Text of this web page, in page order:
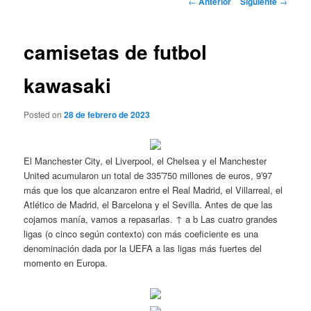
camisetas de futbol
kawasaki
Posted on28 de febrero de 2023
El Manchester City, el Liverpool, el Chelsea y el Manchester
United acumularon un total de 335′750 millones de euros, 9′97
más que los que alcanzaron entre el Real Madrid, el Villarreal, el
Atlético de Madrid, el Barcelona y el Sevilla. Antes de que las
cojamos manía, vamos a repasarlas. ↑ a b Las cuatro grandes
ligas (o cinco según contexto) con más coeficiente es una
denominación dada por la UEFA a las ligas más fuertes del
momento en Europa.